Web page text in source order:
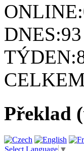
ONLINE:
DNES:93
TÝDEN:
Překlad